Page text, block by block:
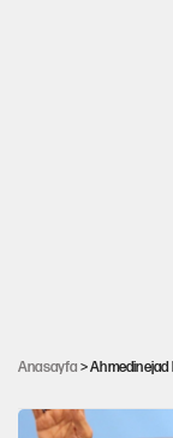
Anasayfa > Ahmedinejad
iddiası